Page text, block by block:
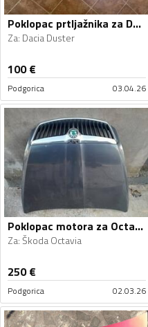
Poklopac prtljažnika za Duster
Za: Dacia Duster
100€
Podgorica 03.04.26
Poklopac motora za Octavia
Za:Škoda Octavia
250€
Podgorica 02.03.26